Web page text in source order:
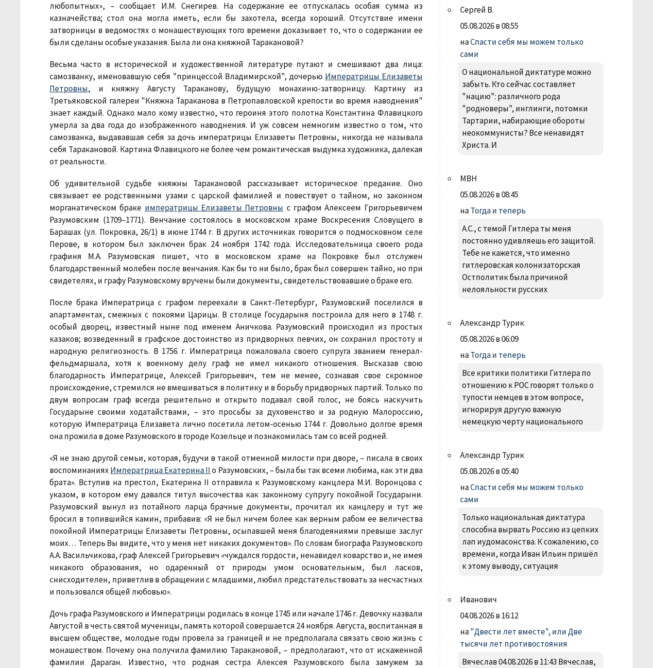
любопытных», – сообщает И.М. Снегирев. На содержание ее отпускалась особая сумма из
казначейства; стол она могла иметь, если бы захотела, всегда хороший. Отсутствие имени
затворницы в ведомостях о монашествующих того времени доказывает то, что о содержании ее
были сделаны особые указания. Была ли она княжной Таракановой?
Весьма часто в исторической и художественной литературе путают и смешивают два лица:
cамозванку, именовавшую себя "принцессой Владимирской", дочерью Императрицы Елизаветы
Петровны, и княжну Августу Тараканову, будущую монахиню-затворницу. Картину из
Третьяковской галереи "Княжна Тараканова в Петропавловской крепости во время наводнения"
знает каждый. Однако мало кому известно, что героиня этого полотна Константина Флавицкого
умерла за два года до изображенного наводнения. И уж совсем немногим известно о том, что
самозванка, выдававшая себя за дочь императрицы Елизаветы Петровны, никогда не называла
себя Таракановой. Картина Флавицкого не более чем романтическая выдумка художника, далекая
от реальности.
Об удивительной судьбе княжны Таракановой рассказывает историческое предание. Оно
связывает ее родственными узами с царской фамилией и повествует о тайном, но законном
морганатическом браке императрицы Елизаветы Петровны с графом Алексеем Григорьевичем
Разумовским (1709–1771). Венчание состоялось в московском храме Воскресения Словущего в
Барашах (ул. Покровка, 26/1) в июне 1744 г. В других источниках говорится о подмосковном селе
Перове, в котором был заключен брак 24 ноября 1742 года. Исследовательница своего рода
графиня М.А. Разумовская пишет, что в московском храме на Покровке был отслужен
благодарственный молебен после венчания. Как бы то ни было, брак был совершен тайно, но при
свидетелях, и графу Разумовскому вручены были документы, свидетельствовавшие о браке его.
После брака Императрица с графом переехали в Санкт-Петербург, Разумовский поселился в
апартаментах, смежных с покоями Царицы. В столице Государыня построила для него в 1748 г.
особый дворец, известный ныне под именем Аничкова. Разумовский происходил из простых
казаков; возведенный в графское достоинство из придворных певчих, он сохранил простоту и
народную религиозность. В 1756 г. Императрица пожаловала своего супруга званием генерал-
фельдмаршала, хотя к военному делу граф не имел никакого отношения. Высказав свою
благодарность Императрице, Алексей Григорьевич, тем не менее, сознавая свое скромное
происхождение, стремился не вмешиваться в политику и в борьбу придворных партий. Только по
двум вопросам граф всегда решительно и открыто подавал свой голос, не боясь наскучить
Государыне своими ходатайствами, – это просьбы за духовенство и за родную Малороссию,
которую Императрица Елизавета лично посетила летом-осенью 1744 г. Довольно долгое время
она прожила в доме Разумовского в городе Козельце и познакомилась там со всей родней.
«Я не знаю другой семьи, которая, будучи в такой отменной милости при дворе, – писала в своих
воспоминанияхИмператрица Екатерина IIо Разумовских, – была бы так всеми любима, как эти два
брата». Вступив на престол, Екатерина II отправила к Разумовскому канцлера М.И. Воронцова с
указом, в котором ему давался титул высочества как законному супругу покойной Государыни.
Разумовский вынул из потайного ларца брачные документы, прочитал их канцлеру и тут же
бросил в топившийся камин, прибавив: «Я не был ничем более как верным рабом ее величества
покойной Императрицы Елизаветы Петровны, осыпавшей меня благодеяниями превыше заслуг
моих… Теперь Вы видите, что у меня нет никаких документов». По словам биографа Разумовского
А.А. Васильчикова, граф Алексей Григорьевич «чуждался гордости, ненавидел коварство и, не имея
никакого образования, но одаренный от природы умом основательным, был ласков,
снисходителен, приветлив в обращении с младшими, любил предстательствовать за несчастных
и пользовался общей любовью».
Дочь графа Разумовского и Императрицы родилась в конце 1745 или начале 1746 г. Девочку назвали
Августой в честь святой мученицы, память которой совершается 24 ноября. Августа, воспитанная в
высшем обществе, молодые годы провела за границей и не предполагала связать свою жизнь с
монашеством. Почему она получила фамилию Таракановой, – предполагают, что от искаженной
фамилии Дараган. Известно, что родная сестра Алексея Разумовского была замужем за
Сергей В.
05.08.2026 в 08:55
наСпасти себя мы можем только
сами
О национальной диктатуре можно
забыть. Кто сейчас составляет
"нацию": различного рода
"родноверы", инглинги, потомки
Тартарии, набирающие обороты
неокоммунисты? Все ненавидят
Христа. И
МВН
05.08.2026 в 08:45
наТогда и теперь
А.С., с темой Гитлера ты меня
постоянно удивляешь его защитой.
Тебе не кажется, что именно
гитлеровская колонизаторская
Остполитик была причиной
нелояльности русских
Александр Турик
05.08.2026 в 06:09
наТогда и теперь
Все критики политики Гитлера по
отношению к РОС говорят только о
тупости немцев в этом вопросе,
игнорируя другую важную
немецкую черту национального
Александр Турик
05.08.2026 в 05:40
наСпасти себя мы можем только
сами
Только национальная диктатура
способна вырвать Россию из цепких
лап иудомасонства. К сожалению, со
времени, когда Иван Ильин пришёл
к этому выводу, ситуация
Иванович
04.08.2026 в 16:12
на"Двести лет вместе", или Две
тысячи лет противостояния
Вячеслав 04.08.2026 в 11:43 Вячеслав,